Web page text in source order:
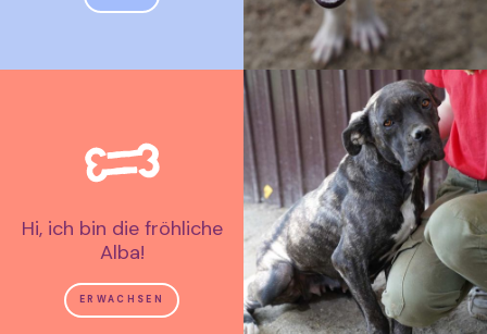
Hi, ich bin die fröhliche
Alba!
ERWACHSEN